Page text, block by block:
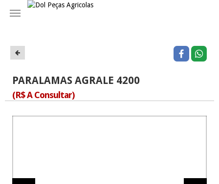
Navegação
PARALAMAS AGRALE 4200
(R$ A Consultar)